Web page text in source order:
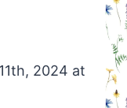
2024 at